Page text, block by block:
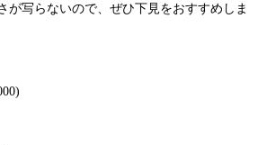
が写らないので、ぜひ下見をおすすめしま